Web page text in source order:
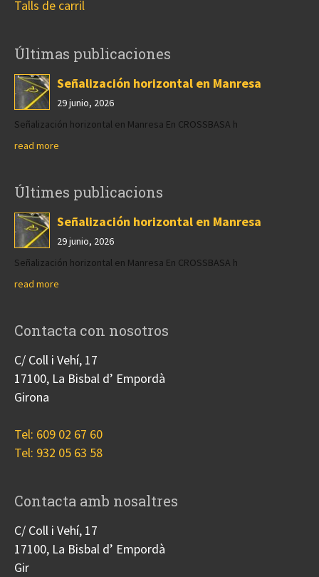
Talls de carril
Últimas publicaciones
Señalización horizontal en Manresa
29 junio, 2026
Señalización horizontal en Manresa En CROSSBASA h
read more
Últimes publicacions
Señalización horizontal en Manresa
29 junio, 2026
Señalización horizontal en Manresa En CROSSBASA h
read more
Contacta con nosotros
C/ Coll i Vehí, 17
17100, La Bisbal d’ Empordà
Girona
Tel: 609 02 67 60
Tel: 932 05 63 58
Contacta amb nosaltres
C/ Coll i Vehí, 17
17100, La Bisbal d’ Empordà
Gir